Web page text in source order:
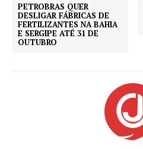
PETROBRAS QUER
DESLIGAR FÁBRICAS DE
FERTILIZANTES NA BAHIA
E SERGIPE ATÉ 31 DE
OUTUBRO